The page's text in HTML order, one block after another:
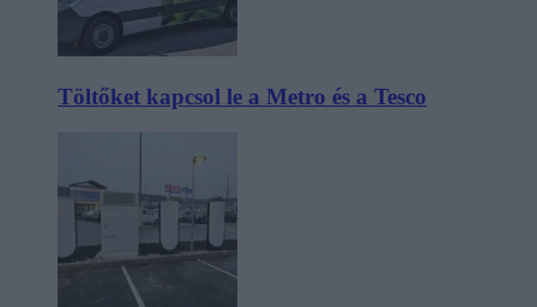
Töltőket kapcsol le a Metro és a Tesco